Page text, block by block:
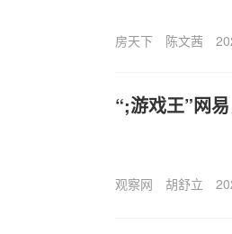
房天下 陈文茜
“;游戏王”网
观察网 胡舒立